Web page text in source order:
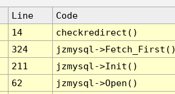
Line
Code
14
checkredirect()
324
jzmysql-
211
jzmysql->Init()
62
jzmysql->Open()